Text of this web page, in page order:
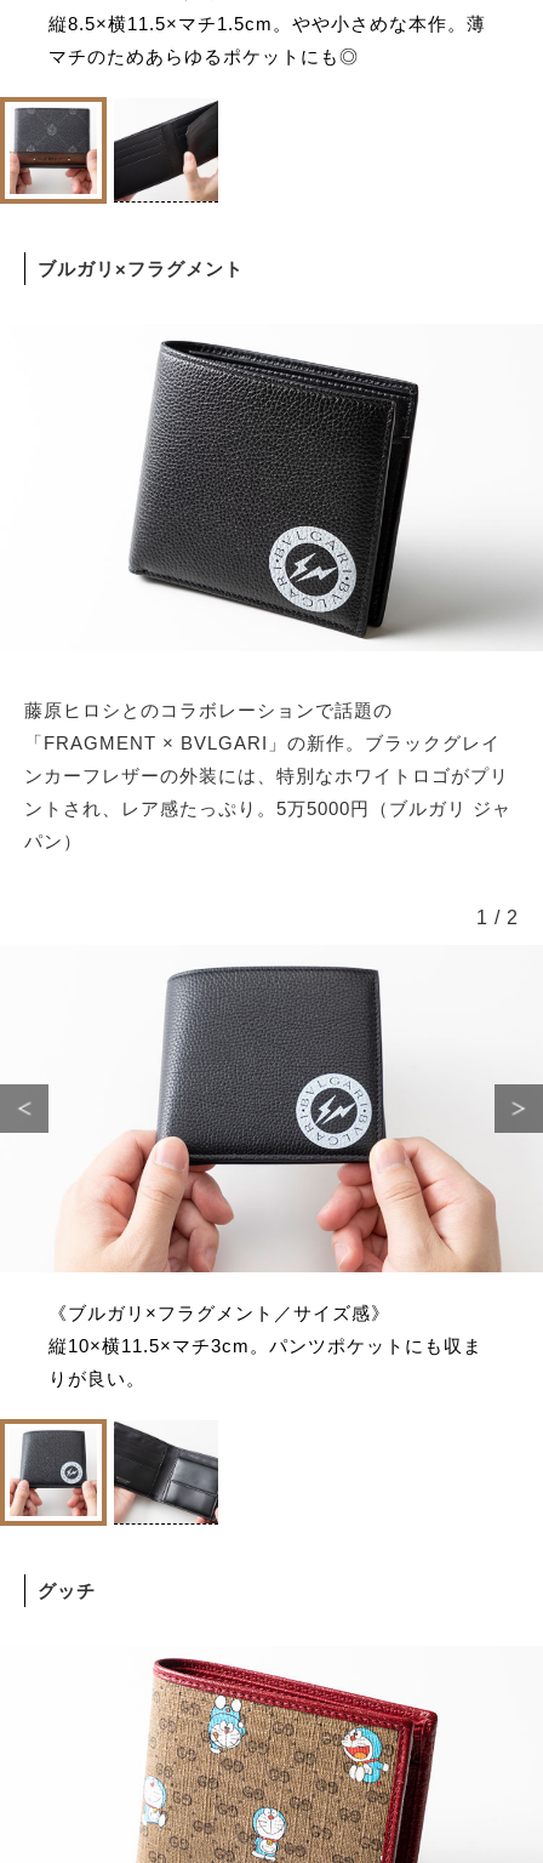
縦8.5×横11.5×マチ1.5cm。やや小さめな本作。薄
マチのためあらゆるポケットにも◎
ブルガリ×フラグメント
藤原ヒロシとのコラボレーションで話題の
「FRAGMENT × BVLGARI」の新作。ブラックグレイ
ンカーフレザーの外装には、特別なホワイトロゴがプリ
ントされ、レア感たっぷり。5万5000円（ブルガリ ジャ
パン）
《ブルガリ×フラグメント／サイズ感》
縦10×横11.5×マチ3cm。パンツポケットにも収ま
りが良い。
1 / 2
グッチ